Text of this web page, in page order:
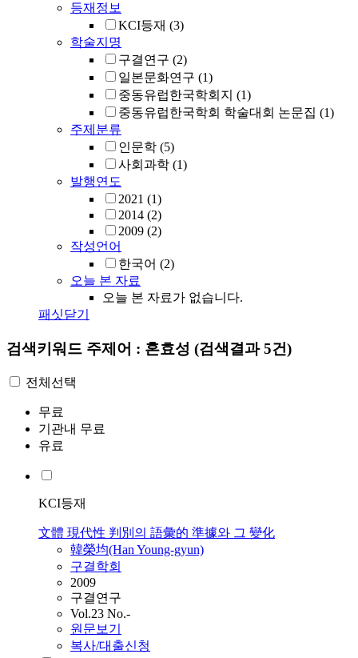
등재정보
KCI등재 (3)
학술지명
구결연구 (2)
일본문화연구 (1)
중동유럽한국학회지 (1)
중동유럽한국학회 학술대회 논문집 (1)
주제분류
인문학 (5)
사회과학 (1)
발행연도
2021 (1)
2014 (2)
2009 (2)
작성언어
한국어 (2)
오늘 본 자료
오늘 본 자료가 없습니다.
패싯닫기
검색키워드 주제어 : 혼효성 (검색결과 5건)
전체선택
무료
기관내 무료
유료
KCI등재
文體 現代性 判別의 語彙的 準據와 그 變化
韓榮均(Han Young-gyun)
구결학회
2009
구결연구
Vol.23 No.-
원문보기
복사/대출신청